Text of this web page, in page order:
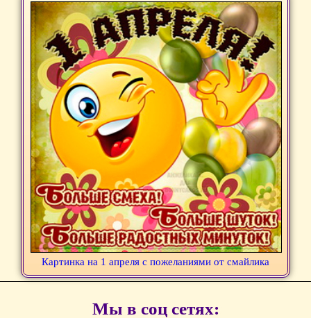
Картинка на 1 апреля с пожеланиями от смайлика
Мы в соц сетях: